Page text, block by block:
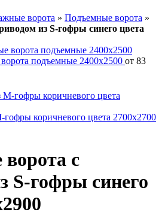
ворота » Подъемные ворота »
из S-гофры синего цвета
подъемные 2400х2500 от 83
коричневого цвета 2700х2700
с
S-гофры синего